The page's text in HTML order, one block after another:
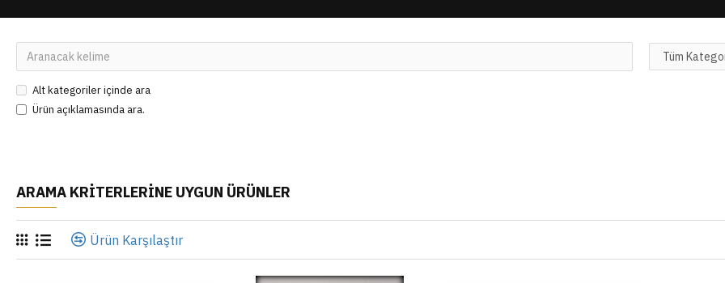
Alt kategoriler içinde ara
Ürün açıklamasında ara.
ARAMA KRITERLERINE UYGUN ÜRÜNLER
Ürün Karşılaştır